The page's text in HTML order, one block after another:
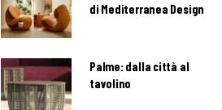
di Mediterranea Design
Palme: dalla città al
tavolino